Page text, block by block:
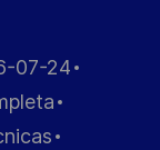
07-24